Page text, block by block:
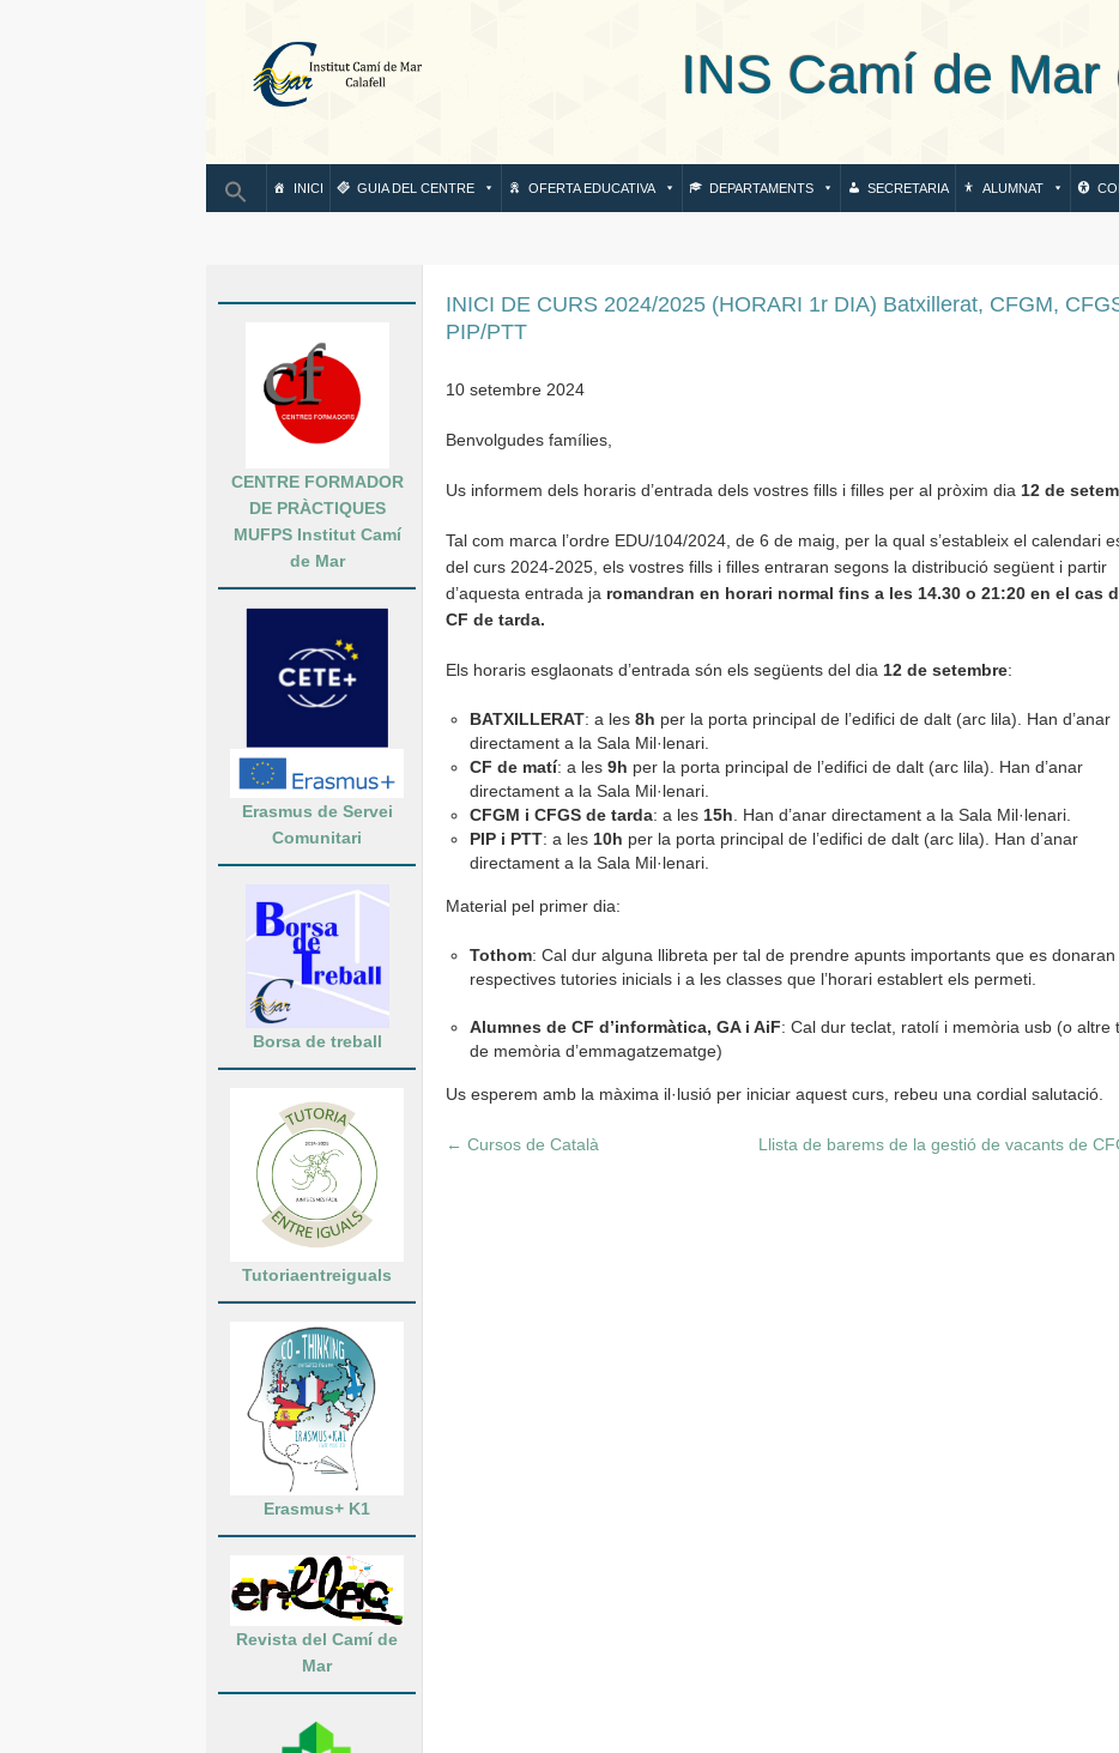
INS Camí de Mar
INICI GUIA DEL CENTRE OFERTA EDUCATIVA DEPARTAMENTS SECRETARIA ALUMNAT
CENTRE FORMADOR
DE PRÀCTIQUES
MUFPS Institut Camí
de Mar
Erasmus de Servei
Comunitari
Borsa de treball
Tutoriaentreiguals
Erasmus+ K1
Revista del Camí de
Mar
INICI DE CURS 2024/2025 (HORARI 1r DIA) Batxillerat, CFGM,
PIP/PTT
10 setembre 2024
Benvolgudes famílies,
Us informem dels horaris d’entrada dels vostres fills i filles per al pròxim dia 12 de
Tal com marca l’ordre EDU/104/2024, de 6 de maig, per la qual s’estableix el calendari
del curs 2024-2025, els vostres fills i filles entraran segons la distribució següent i partir
d’aquesta entrada ja romandran en horari normal fins a les 14.30 o 21:20 en el cas
CF de tarda.
Els horaris esglaonats d’entrada són els següents del dia 12 de setembre:
BATXILLERAT: a les 8h per la porta principal de l’edifici de dalt (arc lila). Han d’anar
directament a la Sala Mil·lenari.
CF de matí: a les 9h per la porta principal de l’edifici de dalt (arc lila). Han d’anar
directament a la Sala Mil·lenari.
CFGM i CFGS de tarda: a les 15h . Han d’anar directament a la Sala Mil·lenari.
PIP i PTT: a les 10h per la porta principal de l’edifici de dalt (arc lila). Han d’anar
directament a la Sala Mil·lenari.
Material pel primer dia:
Tothom: Cal dur alguna llibreta per tal de prendre apunts importants que es donaran
respectives tutories inicials i a les classes que l’horari establert els permeti.
Alumnes de CF d’informàtica, GA i AiF: Cal dur teclat, ratolí i memòria usb (o altre
de memòria d’emmagatzematge)
Us esperem amb la màxima il·lusió per iniciar aquest curs, rebeu una cordial salutació.
← Cursos de Català Llista de barems de la gestió de vacants de